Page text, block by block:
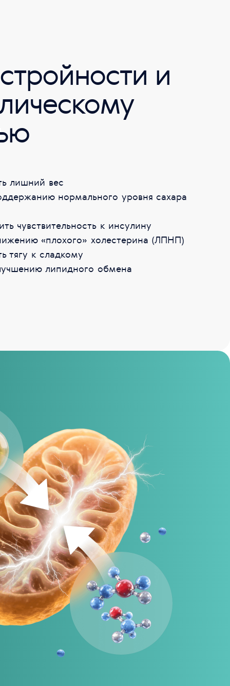
и
лишний вес
нормального уровня сахара
чувствительность к инсулину
«плохого» холестерина (ЛПНП)
тягу к сладкому
липидного обмена